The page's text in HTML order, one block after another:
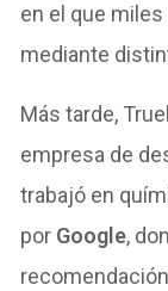
en el que
mediante
Más tarde,
empresa de
trabajó en
por Google,